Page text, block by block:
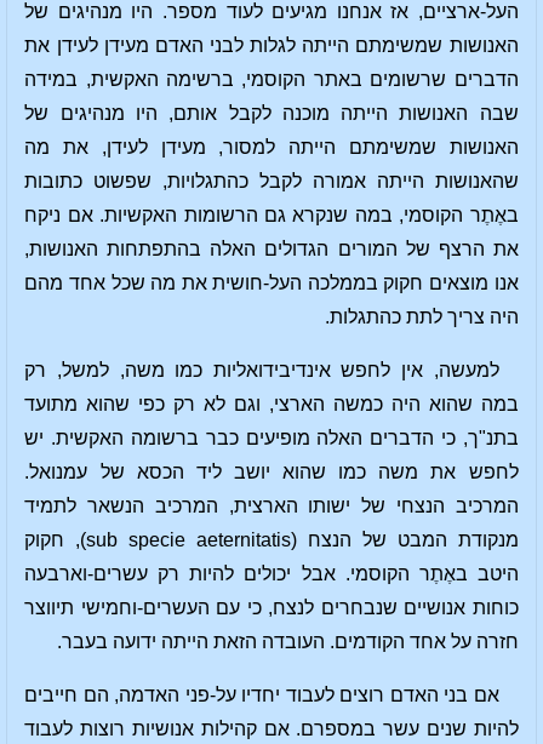
העל-ארציים, אז אנחנו מגיעים לעוד מספר. היו מנהיגים של
האנושות שמשימתם הייתה לגלות לבני האדם מעידן לעידן את
הדברים שרשומים באתר הקוסמי, ברשימה האקשית, במידה
שבה האנושות הייתה מוכנה לקבל אותם, היו מנהיגים של
האנושות שמשימתם הייתה למסור, מעידן לעידן, את מה
שהאנושות הייתה אמורה לקבל כהתגלויות, שפשוט כתובות
באֶתֶר הקוסמי, במה שנקרא גם הרשומות האקשיות. אם ניקח
את הרצף של המורים הגדולים האלה בהתפתחות האנושות,
אנו מוצאים חקוק בממלכה העל-חושית את מה שכל אחד מהם
היה צריך לתת כהתגלות.
למעשה, אין לחפש אינדיבידואליות כמו משה, למשל, רק
במה שהוא היה כמשה הארצי, וגם לא רק כפי שהוא מתועד
בתנ"ך, כי הדברים האלה מופיעים כבר ברשומה האקשית. יש
לחפש את משה כמו שהוא יושב ליד הכסא של עמנואל.
המרכיב הנצחי של ישותו הארצית, המרכיב הנשאר לתמיד
מנקודת המבט של הנצח (sub specie aeternitatis), חקוק
היטב באֶתֶר הקוסמי. אבל יכולים להיות רק עשרים-וארבעה
כוחות אנושיים שנבחרים לנצח, כי עם העשרים-וחמישי תיווצר
חזרה על אחד הקודמים. העובדה הזאת הייתה ידועה בעבר.
אם בני האדם רוצים לעבוד יחדיו על-פני האדמה, הם חייבים
להיות שנים עשר במספרם. אם קהילות אנושיות רוצות לעבוד